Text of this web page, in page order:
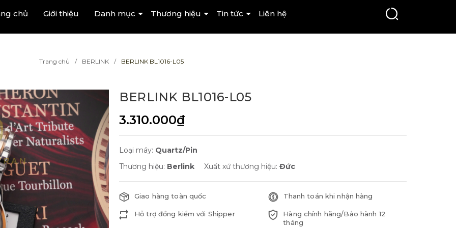
chủ Giới thiệu Danh mục Thương hiệu Tin tức Liên hệ
Trang chủ BERLINK BERLINK BL1016-L05
BERLINK BL1016-L05
3.310.000₫
Loại máy: Quartz/Pin
Thương hiệu: Berlink Xuất xứ thương hiệu: Đức
Giao hàng toàn quốc Thanh toán khi nhận hàng
Hỗ trợ đồng kiểm với Shipper
Hàng chính hãng/Bảo hành 12
tháng